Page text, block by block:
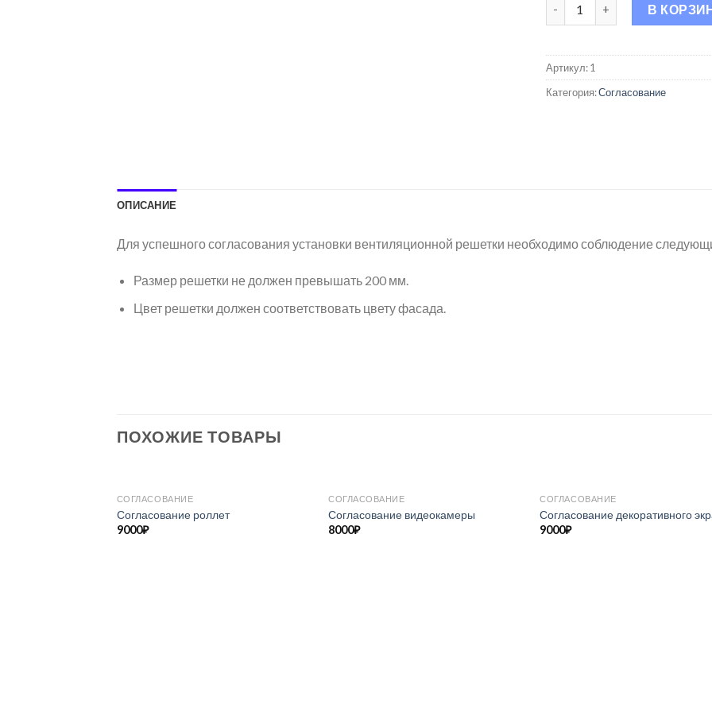
В
Артикул:1
Категория:Согласование
ОПИСАНИЕ
Для успешного согласования установки вентиляционной решетки необходимо соблюдение
Размер решетки не должен превышать 200 мм.
Цвет решетки должен соответствовать цвету фасада.
ПОХОЖИЕ ТОВАРЫ
СОГЛАСОВАНИЕ
Согласование роллет
9000₽
СОГЛАСОВАНИЕ
Согласование видеокамеры
8000₽
СОГЛАСОВАНИЕ
Согласование декоративного
9000₽